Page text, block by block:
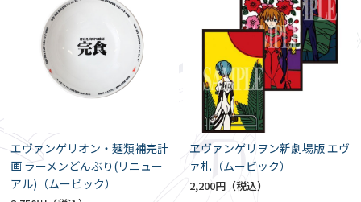
エヴァンゲリオン・麺類補完計
画 ラーメンどんぶり(リニュー
アル)（ムービック）
ヱヴァンゲリヲン新劇場版 エヴ
ァ札（ムービック）
2,200円